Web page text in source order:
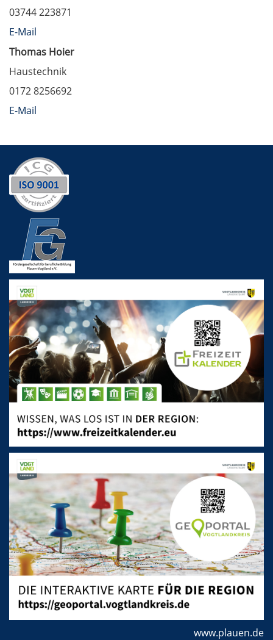
03744 223871
E-Mail
Thomas Hoier
Haustechnik
0172 8256692
E-Mail
www.plauen.de